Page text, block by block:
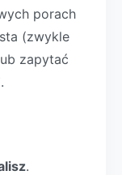
porach
(zwykle
zapytać
.
.